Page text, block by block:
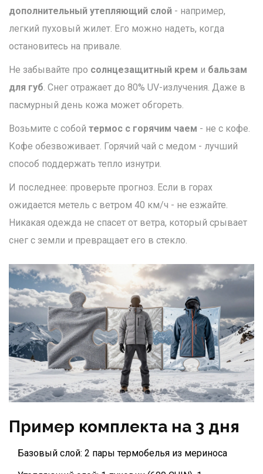
дополнительный утепляющий слой - например,
легкий пуховый жилет. Его можно надеть, когда
остановитесь на привале.
Не забывайте про солнцезащитный крем и бальзам
для губ. Снег отражает до 80% UV-излучения. Даже в
пасмурный день кожа может обгореть.
Возьмите с собой термос с горячим чаем - не с кофе.
Кофе обезвоживает. Горячий чай с медом - лучший
способ поддержать тепло изнутри.
И последнее: проверьте прогноз. Если в горах
ожидается метель с ветром 40 км/ч - не езжайте.
Никакая одежда не спасет от ветра, который срывает
снег с земли и превращает его в стекло.
Пример комплекта на 3 дня
Базовый слой: 2 пары термобелья из мериноса